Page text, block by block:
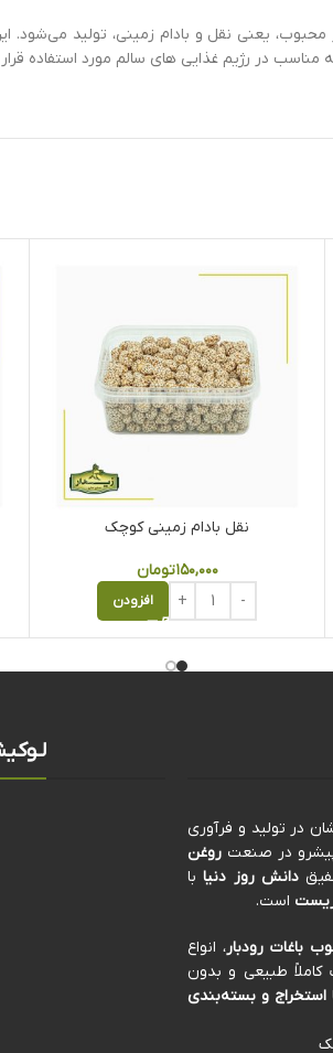
یعنی نقل و بادام زمینی، تولید می‌شود.
در رژیم غذایی های سالم مورد استفاده قرار
نقل بادام زمینی کوچک
۱۵۰,۰۰۰تومان
افزودن
پیشرو در صنعت روغن
دانش روز دنیابا
است.
باغات رودبار، انواع
کاملاً طبیعی و بدون
استخراج و بسته‌بندی